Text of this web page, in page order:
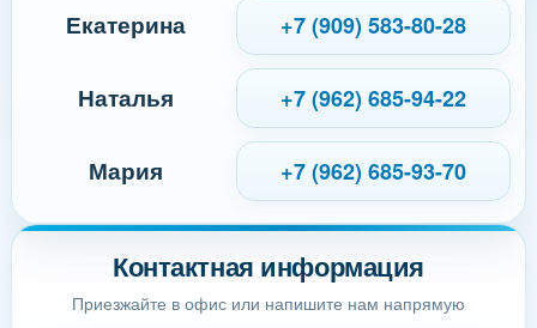
Контактная информация
Приезжайте в офис или напишите нам напрямую
Екатерина +7 (909) 583-80-28
Наталья +7 (962) 685-94-22
Мария +7 (962) 685-93-70